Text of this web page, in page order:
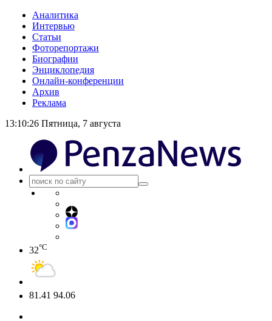
Аналитика
Интервью
Статьи
Фоторепортажи
Биографии
Энциклопедия
Онлайн-конференции
Архив
Реклама
13:10:26 Пятница, 7 августа
32°C
81.41 94.06